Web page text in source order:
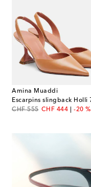
Amina Muaddi
CHF 555
original priceCHF 444
discount price
-20 %